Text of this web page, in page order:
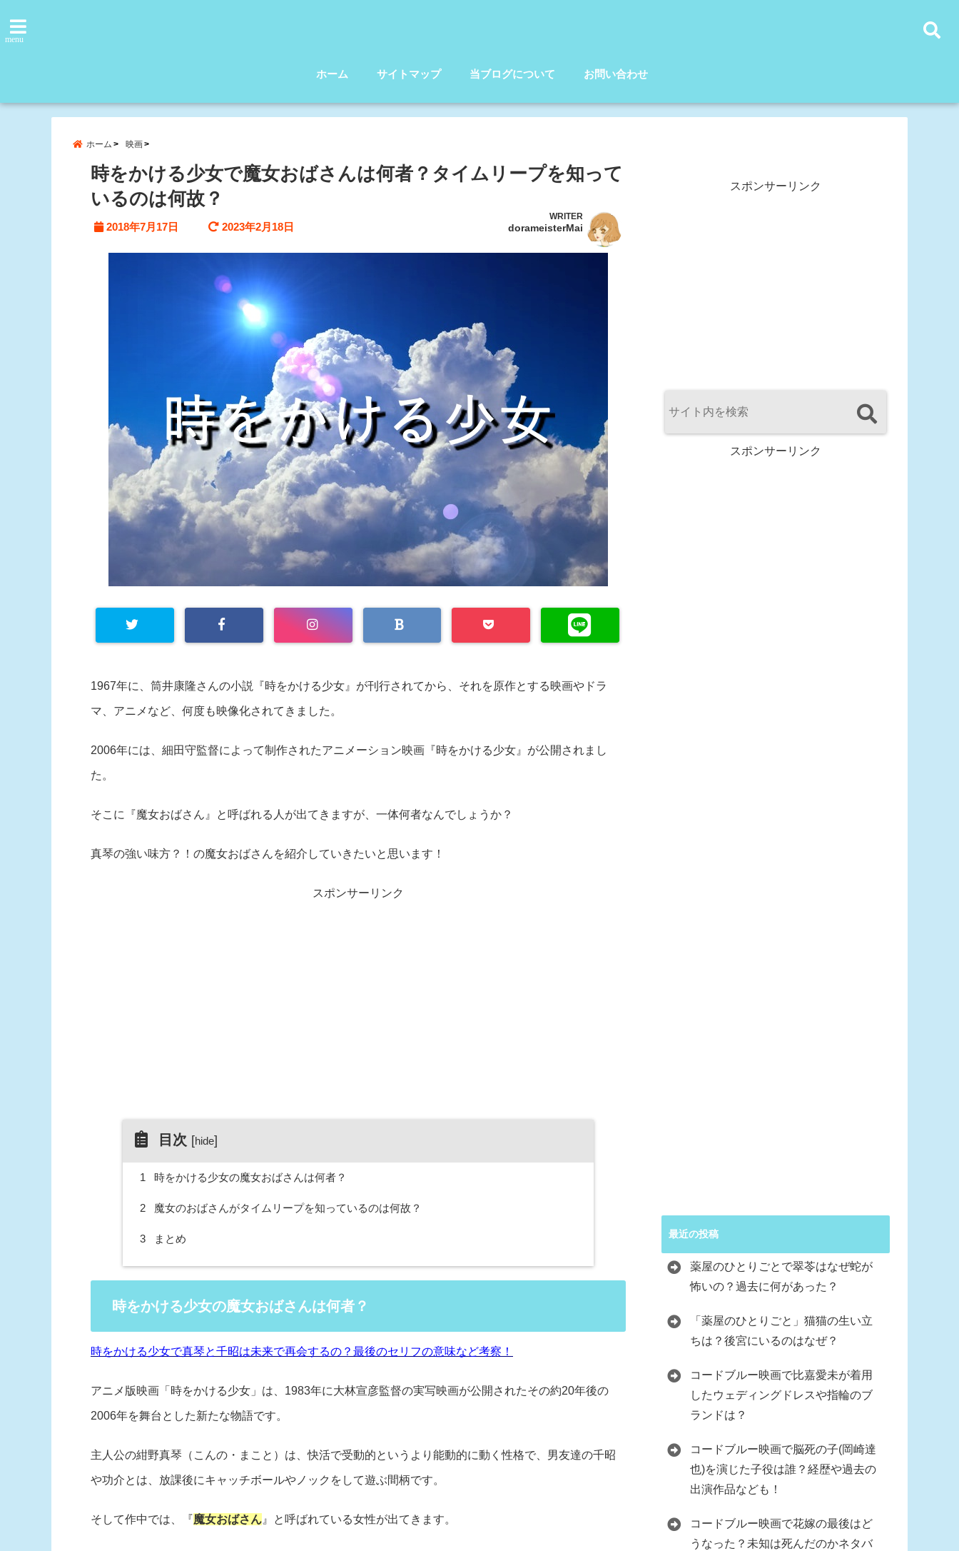
menu
ホーム サイトマップ 当ブログについて お問い合わせ
ホーム 映画
時をかける少女で魔女おばさんは何者？タイムリープを知って
いるのは何故？
2018年7月17日 2023年2月18日
WRITER
dorameisterMai
1967年に、筒井康隆さんの小説『時をかける少女』が刊行されてから、それを原作とする映画やドラ
マ、アニメなど、何度も映像化されてきました。
2006年には、細田守監督によって制作されたアニメーション映画『時をかける少女』が公開されまし
た。
そこに『魔女おばさん』と呼ばれる人が出てきますが、一体何者なんでしょうか？
真琴の強い味方？！の魔女おばさんを紹介していきたいと思います！
スポンサーリンク
目次 [hide]
1 時をかける少女の魔女おばさんは何者？
2 魔女のおばさんがタイムリープを知っているのは何故？
3 まとめ
時をかける少女の魔女おばさんは何者？
時をかける少女で真琴と千昭は未来で再会するの？最後のセリフの意味など考察！
アニメ版映画「時をかける少女」は、1983年に大林宣彦監督の実写映画が公開されたその約20年後の
2006年を舞台とした新たな物語です。
主人公の紺野真琴（こんの・まこと）は、快活で受動的というより能動的に動く性格で、男友達の千昭
や功介とは、放課後にキャッチボールやノックをして遊ぶ間柄です。
そして作中では、『魔女おばさん 』と呼ばれている女性が出てきます。
スポンサーリンク
スポンサーリンク
最近の投稿
薬屋のひとりごとで翠苓はなぜ蛇が
怖いの？過去に何があった？
「薬屋のひとりごと」猫猫の生い立
ちは？後宮にいるのはなぜ？
コードブルー映画で比嘉愛未が着用
したウェディングドレスや指輪のブ
ランドは？
コードブルー映画で脳死の子(岡崎達
也)を演じた子役は誰？経歴や過去の
出演作品なども！
コードブルー映画で花嫁の最後はど
うなった？未知は死んだのかネタバ